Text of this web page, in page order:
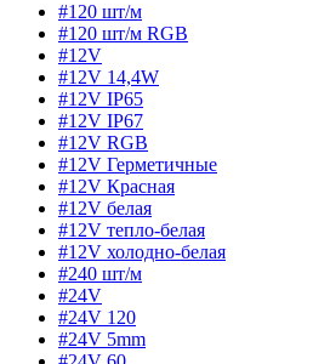
#120 шт/м
#120 шт/м RGB
#12V
#12V 14,4W
#12V IP65
#12V IP67
#12V RGB
#12V Герметичные
#12V Красная
#12V белая
#12V тепло-белая
#12V холодно-белая
#240 шт/м
#24V
#24V 120
#24V 5mm